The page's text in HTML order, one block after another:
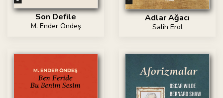
Son Defile
M. Ender Öndeş
Adlar Ağacı
Salih Erol